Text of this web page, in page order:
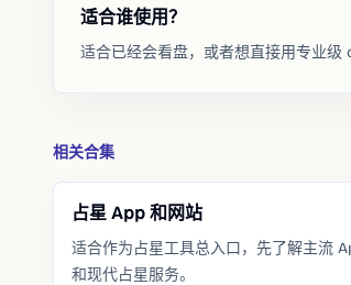
适合谁使用？
适合已经会看盘，或者想直接用专业级
相关合集
占星 App 和网站
适合作为占星工具总入口，先了解主流
和现代占星服务。